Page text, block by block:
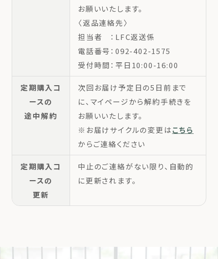
お願いいたします。
〈返品連絡先〉
担当者 ：LFC返送係
電話番号：092-402-1575
受付時間：平日10:00-16:00
定期購入コ
ースの
途中解約
次回お届け予定日の5日前まで
に、マイページから解約手続きを
お願いいたします。
※お届けサイクルの変更はこちら
からご連絡ください
定期購入コ
ースの
更新
中止のご連絡がない限り、自動的
に更新されます。